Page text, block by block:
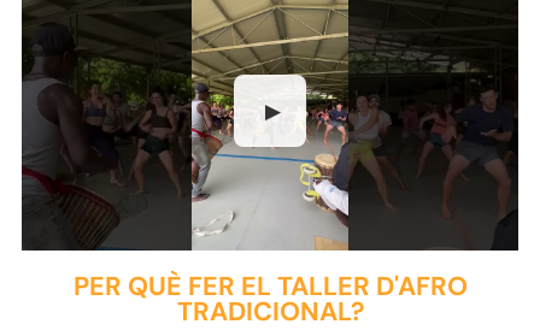
▶
PER QUÈ FER EL TALLER D'AFRO
TRADICIONAL?